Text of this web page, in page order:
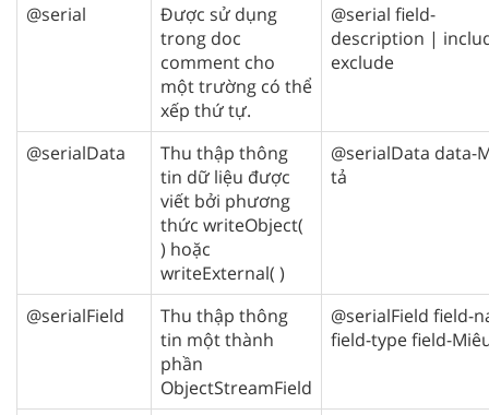
@serial
Được sử dụng
trong doc
comment cho
một trường có thể
xếp thứ tự.
@serial field-
description |
exclude
@serialData
Thu thập thông
tin dữ liệu được
viết bởi phương
thức writeObject(
) hoặc
writeExternal( )
@serialData data-
tả
@serialField
Thu thập thông
tin một thành
phần
ObjectStreamField
@serialField field-
field-type field-